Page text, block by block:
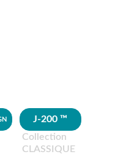
J-200 ™
Collection
CLASSIQUE